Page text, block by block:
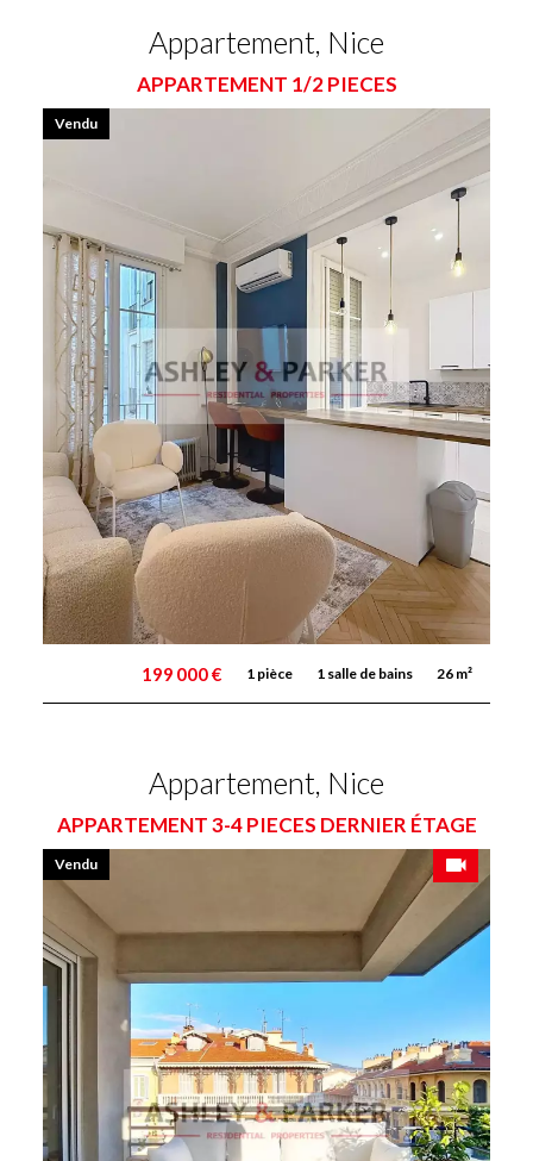
Appartement, Nice
APPARTEMENT 1/2 PIECES
199 000 € 1 pièce 1 salle de bains 26 m²
Vendu
Appartement, Nice
APPARTEMENT 3-4 PIECES DERNIER ÉTAGE
Vendu